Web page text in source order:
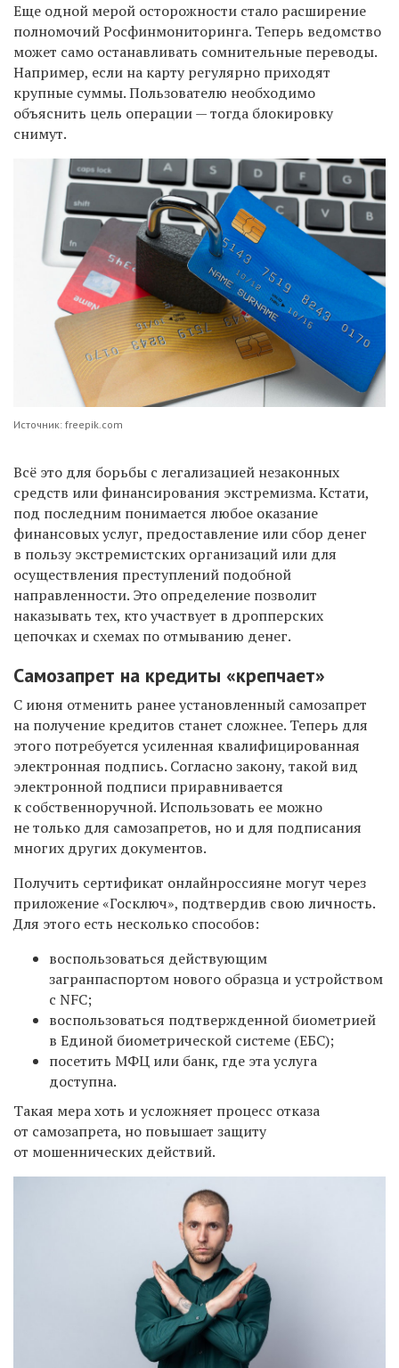
Еще одной мерой осторожности стало расширение
полномочий Росфинмониторинга. Теперь ведомство
может само останавливать сомнительные переводы.
Например, если на карту регулярно приходят
крупные суммы. Пользователю необходимо
объяснить цель операции — тогда блокировку
снимут.
Источник: freepik.com
Всё это для борьбы с легализацией незаконных
средств или финансирования экстремизма. Кстати,
под последним понимается любое оказание
финансовых услуг, предоставление или сбор денег
в пользу экстремистских организаций или для
осуществления преступлений подобной
направленности. Это определение позволит
наказывать тех, кто участвует в дропперских
цепочках и схемах по отмыванию денег.
Самозапрет на кредиты «крепчает»
С июня отменить ранее установленный самозапрет
на получение кредитов станет сложнее. Теперь для
этого потребуется усиленная квалифицированная
электронная подпись. Согласно закону, такой вид
электронной подписи приравнивается
к собственноручной. Использовать ее можно
не только для самозапретов, но и для подписания
многих других документов.
Получить сертификат онлайнроссияне могут через
приложение «Госключ», подтвердив свою личность.
Для этого есть несколько способов:
воспользоваться действующим
загранпаспортом нового образца и устройством
с NFC;
воспользоваться подтвержденной биометрией
в Единой биометрической системе (ЕБС);
посетить МФЦ или банк, где эта услуга
доступна.
Такая мера хоть и усложняет процесс отказа
от самозапрета, но повышает защиту
от мошеннических действий.